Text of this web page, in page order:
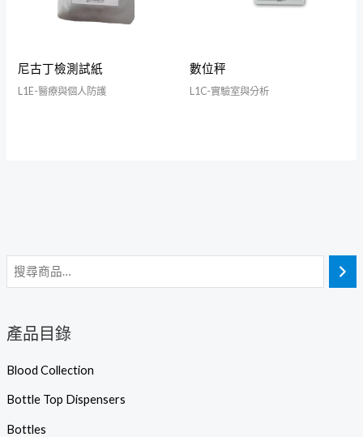
產品目錄
Blood Collection
Bottle Top Dispensers
Bottles
尼古丁檢測試紙
L1E-醫療與個人防護
數位秤
L1C-實驗室與分析